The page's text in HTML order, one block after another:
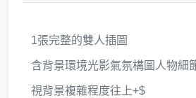
1張完整的雙人插圖
含背景環境光影氣氛構圖人物細
視背景複雜程度往上+$